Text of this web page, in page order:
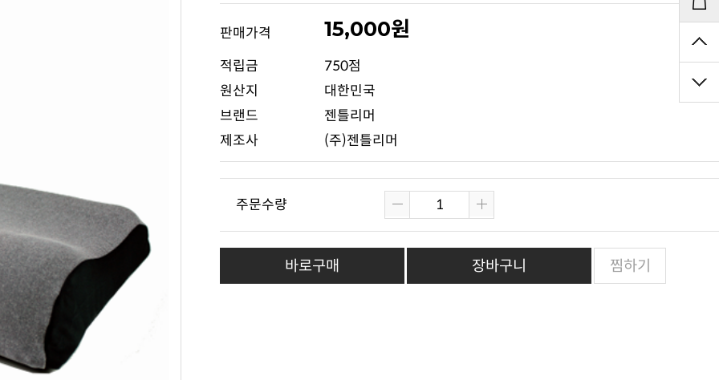
판매가격 15,000원
적립금
750점
원산지
대한민국
브랜드
젠틀리머
제조사
(주)젠틀리머
주문수량
바로구매 장바구니 찜하기